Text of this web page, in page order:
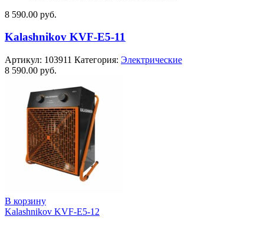
8 590.00 руб.
Kalashnikov KVF-E5-11
Артикул: 103911 Категория: Электрические
8 590.00 руб.
В корзину
Kalashnikov KVF-E5-12